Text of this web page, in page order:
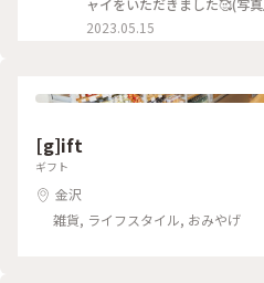
ャイをいただきました🥰(写真上段)。 カレーを食
ソフトクリーム🍦🤣(写真右
さんで販売している、 〘森
たです🥰🥰 【和泉屋 傳兵衛】さんと、 【丸山珈琲】さんで
2023.05.15
[g]ift
ギフト
金沢
雑貨, ライフスタイル, おみやげ